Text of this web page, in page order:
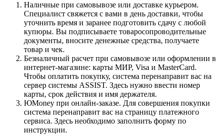
Наличные при самовывозе или доставке курьером.
Специалист свяжется с вами в день доставки, чтобы
уточнить время и заранее подготовить сдачу с любой
купюры. Вы подписываете товаросопроводительные
документы, вносите денежные средства, получаете
товар и чек.
Безналичный расчет при самовывозе или оформлении в
интернет-магазине: карты МИР, Visa и MasterCard.
Чтобы оплатить покупку, система перенаправит вас на
сервер системы ASSIST. Здесь нужно ввести номер
карты, срок действия и имя держателя.
ЮMoney при онлайн-заказе. Для совершения покупки
система перенаправит вас на страницу платежного
сервиса. Здесь необходимо заполнить форму по
инструкции.